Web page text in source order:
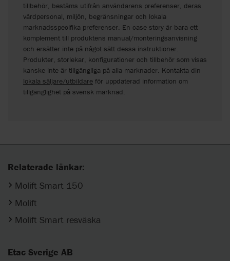
tillbehör, bestäms utifrån användarens preferenser, deras
vårdpersonal, miljön, begränsningar och lokala
marknadsspecifika preferenser. En case story är bara ett
komplement till produktens manual/monteringsanvisning
och ersätter inte på något sätt dessa instruktioner.
Produkter, storlekar, konfigurationer och tillbehör som visas
kanske inte är tillgängliga på alla marknader. Kontakta din
lokala säljare/utbildare för uppdaterad information om
tillgänglighet på svensk marknad.
Relaterade länkar:
Molift Smart 150
Molift
Molift Smart resväska
Etac Sverige AB